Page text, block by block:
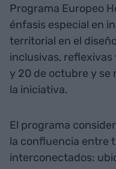
Programa Europeo
énfasis especial en
territorial en el
inclusivas, reflexivas
y 20 de octubre y se
la iniciativa.
El programa
la confluencia entre
interconectados: